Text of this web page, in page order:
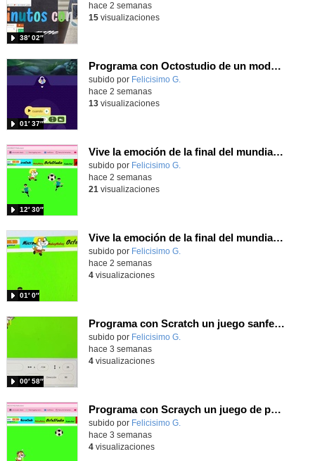
38′ 02″
hace 2 semanas
15visualizaciones
Programa con Octostudio de un modo sencillo, offline y gratuito
Contenido educativo.
subido por Felicisimo G.
01′ 37″
hace 2 semanas
13visualizaciones
Vive la emoción de la final del mundial programando con Scratch, un juego de toques y esquivar contrarios
Contenido educativo.
subido por Felicisimo G.
12′ 30″
hace 2 semanas
21 visualizaciones
Vive la emoción de la final del mundial 2026, programando con Scratch un juego de toques.
Contenido educativo.
subido por Felicisimo G.
01′ 0″
hace 2 semanas
4visualizaciones
Programa con Scratch un juego sanferminero con Mikel Merino evitando toros y dando toques al balón.
Contenido educativo.
subido por Felicisimo G.
00′ 58″
hace 3 semanas
4visualizaciones
Programa con Scraych un juego de persecuciones sanfermineras y añade dificultad conduciendo un balón.
Contenido educativo.
subido por Felicisimo G.
hace 3 semanas
4visualizaciones